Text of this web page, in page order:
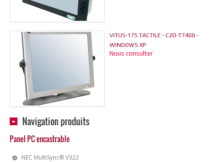
VITUS-17S TACTILE - C2D-T7400 -
WINDOWS XP
Nous consulter
Navigation produits
Panel PC encastrable
NEC MultiSync® V322